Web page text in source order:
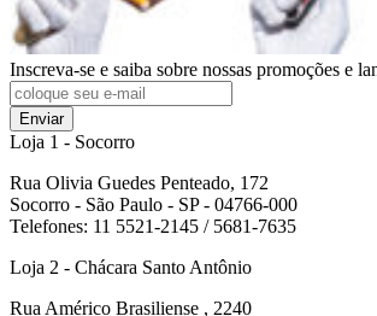
Inscreva-se e saiba sobre nossas promoções e
Enviar
Loja 1 - Socorro
Rua Olivia Guedes Penteado, 172
Socorro - São Paulo - SP - 04766-000
Telefones: 11 5521-2145 / 5681-7635
Loja 2 - Chácara Santo Antônio
Rua Américo Brasiliense , 2240